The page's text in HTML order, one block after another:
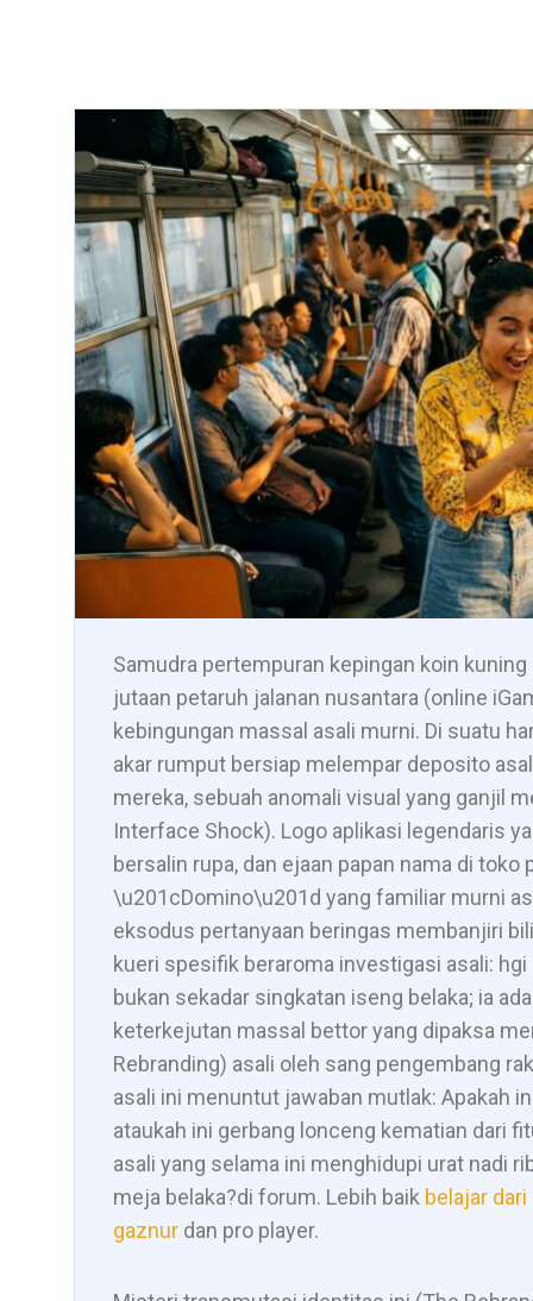
Samudra pertempuran kepingan koin
jutaan petaruh jalanan nusantara (online
kebingungan massal asali murni. Di suatu
akar rumput bersiap melempar deposito
mereka, sebuah anomali visual yang ganjil
Interface Shock). Logo aplikasi legendaris
bersalin rupa, dan ejaan papan nama di
\u201cDomino\u201d yang familiar murni
eksodus pertanyaan beringas membanjiri
kueri spesifik beraroma investigasi asali:
bukan sekadar singkatan iseng belaka; ia
keterkejutan massal bettor yang dipaksa
Rebranding) asali oleh sang pengembang
asali ini menuntut jawaban mutlak: Apakah
ataukah ini gerbang lonceng kematian dari
asali yang selama ini menghidupi urat nadi
meja belaka?di forum. Lebih baik belajar
gaznur dan pro player.